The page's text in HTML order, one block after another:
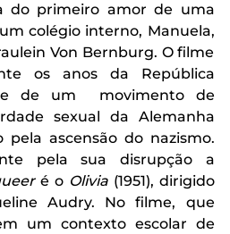
do primeiro amor de uma
colégio interno, Manuela,
Von Bernburg. O filme
os anos da República
de um  movimento de
sexual da Alemanha
ascensão do nazismo.
pela sua disrupção a
é o Olivia (1951), dirigido
Audry. No filme, que
um contexto escolar de